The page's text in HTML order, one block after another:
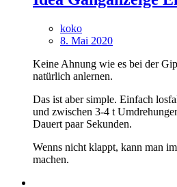
koko
8. Mai 2020
Keine Ahnung wie es bei der
natürlich anlernen.
Das ist aber simple. Einfach
und zwischen 3-4 t
Dauert paar Sekunden.
Wenns nicht klappt, kann man
machen.